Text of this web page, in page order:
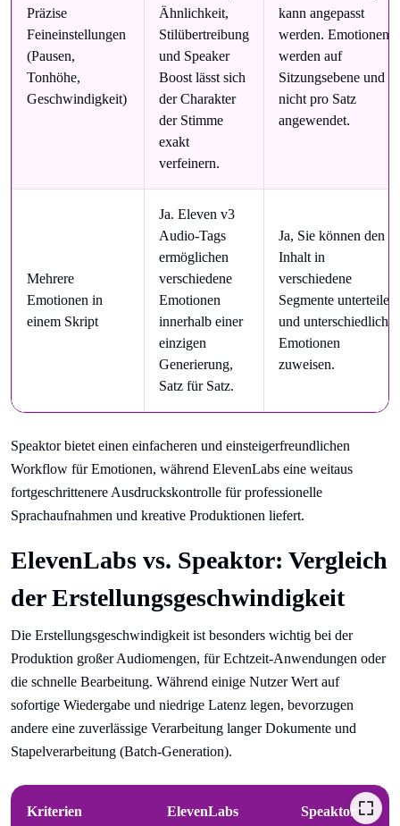
Präzise
Feineinstellungen
(Pausen,
Tonhöhe,
Geschwindigkeit)
Ähnlichkeit,
Stilübertreibung
und Speaker
Boost lässt sich
der Charakter
der Stimme
exakt
verfeinern.
kann angepasst
werden. Emotionen
werden auf
Sitzungsebene und
nicht pro Satz
angewendet.
Mehrere
Emotionen in
einem Skript
Ja. Eleven v3
Audio-Tags
ermöglichen
verschiedene
Emotionen
innerhalb einer
einzigen
Generierung,
Satz für Satz.
Ja, Sie können den
Inhalt in
verschiedene
Segmente unterteilen
und unterschiedliche
Emotionen
zuweisen.
Speaktor bietet einen einfacheren und einsteigerfreundlichen
Workflow für Emotionen, während ElevenLabs eine weitaus
fortgeschrittenere Ausdruckskontrolle für professionelle
Sprachaufnahmen und kreative Produktionen liefert.
ElevenLabs vs. Speaktor: Vergleich
der Erstellungsgeschwindigkeit
Die Erstellungsgeschwindigkeit ist besonders wichtig bei der
Produktion großer Audiomengen, für Echtzeit-Anwendungen oder
die schnelle Bearbeitung. Während einige Nutzer Wert auf
sofortige Wiedergabe und niedrige Latenz legen, bevorzugen
andere eine zuverlässige Verarbeitung langer Dokumente und
Stapelverarbeitung (Batch-Generation).
Kriterien ElevenLabs Speaktor